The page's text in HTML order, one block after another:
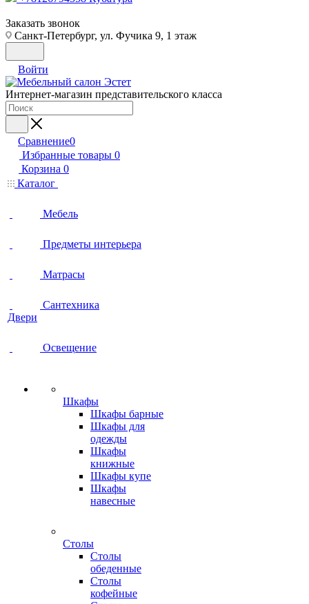
Заказать звонок
Санкт-Петербург, ул. Фучика 9, 1 этаж
Войти
Интернет-магазин представительского класса
Сравнение0
Избранные товары 0
Корзина 0
Каталог
Мебель
Предметы интерьера
Матрасы
Сантехника
Двери
Освещение
Шкафы
Шкафы барные
Шкафы для
одежды
Шкафы
книжные
Шкафы купе
Шкафы
навесные
Столы
Столы
обеденные
Столы
кофейные